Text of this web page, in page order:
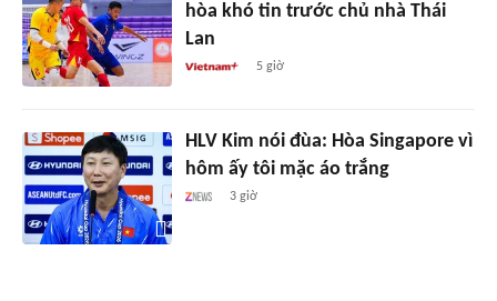
hòa khó tin trước chủ nhà Thái
Lan
5 giờ
HLV Kim nói đùa: Hòa Singapore vì
hôm ấy tôi mặc áo trắng
3 giờ